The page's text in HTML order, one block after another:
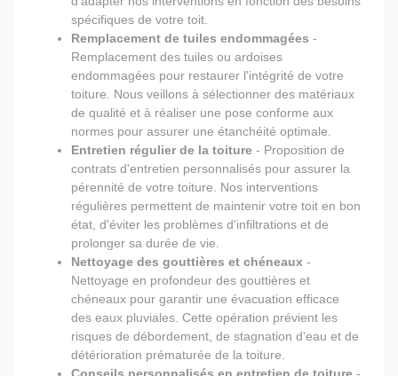
spécifiques de votre toit.
Remplacement de tuiles endommagées -
Remplacement des tuiles ou ardoises
endommagées pour restaurer l'intégrité de votre
toiture. Nous veillons à sélectionner des matériaux
de qualité et à réaliser une pose conforme aux
normes pour assurer une étanchéité optimale.
Entretien régulier de la toiture - Proposition de
contrats d'entretien personnalisés pour assurer la
pérennité de votre toiture. Nos interventions
régulières permettent de maintenir votre toit en bon
état, d'éviter les problèmes d'infiltrations et de
prolonger sa durée de vie.
Nettoyage des gouttières et chéneaux -
Nettoyage en profondeur des gouttières et
chéneaux pour garantir une évacuation efficace
des eaux pluviales. Cette opération prévient les
risques de débordement, de stagnation d'eau et de
détérioration prématurée de la toiture.
Conseils personnalisés en entretien de toiture -